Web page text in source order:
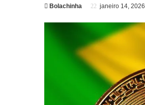
Bolachinha janeiro 14, 2026